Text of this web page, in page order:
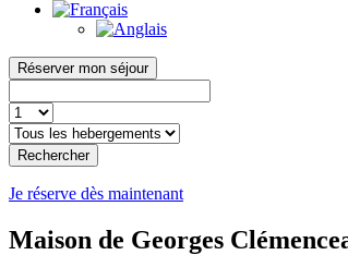
Réserver mon séjour
Rechercher
Je réserve dès maintenant
Maison de Georges